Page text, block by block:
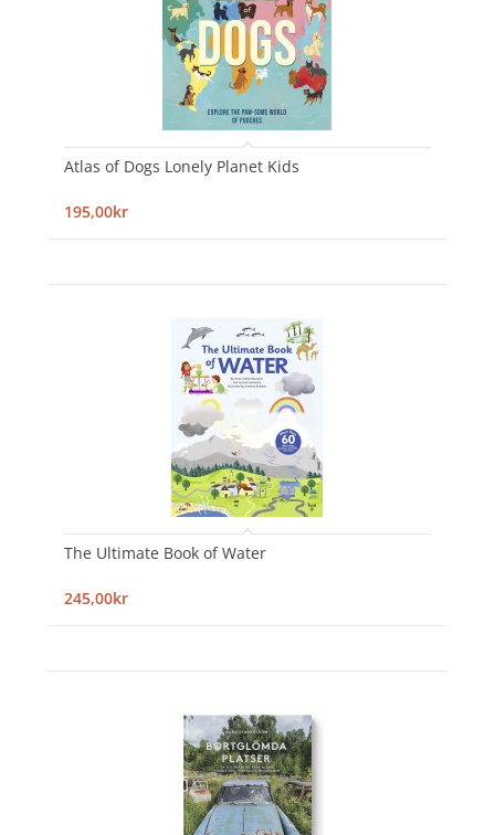
Atlas of Dogs Lonely Planet Kids
195,00kr
The Ultimate Book of Water
245,00kr